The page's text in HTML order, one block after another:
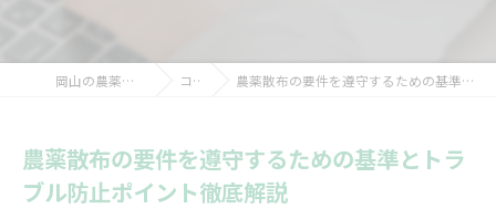
岡山の農薬散布ならyamori コラム 農薬散布の要件を遵守するための基準とトラブル防止ポイント徹底解説
農薬散布の要件を遵守するための基準とトラ
ブル防止ポイント徹底解説